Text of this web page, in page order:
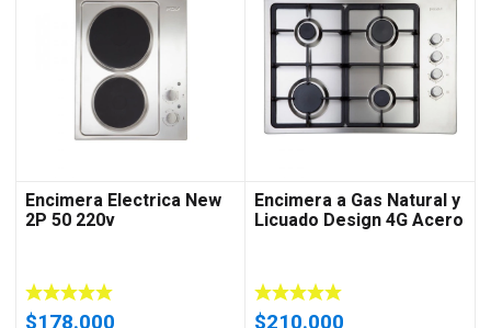
Encimera Electrica New
2P 50 220v
Encimera a Gas Natural y
Licuado Design 4G Acero